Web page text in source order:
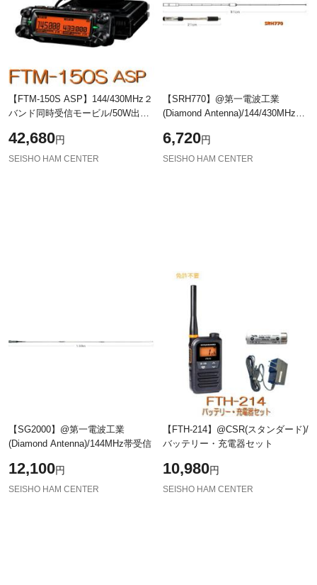
【FTM-150S ASP】144/430MHz２
バンド同時受信モービル/50W出
マ//YAESU STANDARD FT-8800の
実質後継機/
42,680円
SEISHO HAM CENTER
【SRH770】@第一電波工業
(Diamond Antenna)/144/430MHz高
6,720円
SEISHO HAM CENTER
【SG2000】@第一電波工業
(Diamond Antenna)/144MHz帯受信
12,100円
SEISHO HAM CENTER
【FTH-214】@CSR(スタンダード)/
バッテリー・充電器セット
10,980円
SEISHO HAM CENTER